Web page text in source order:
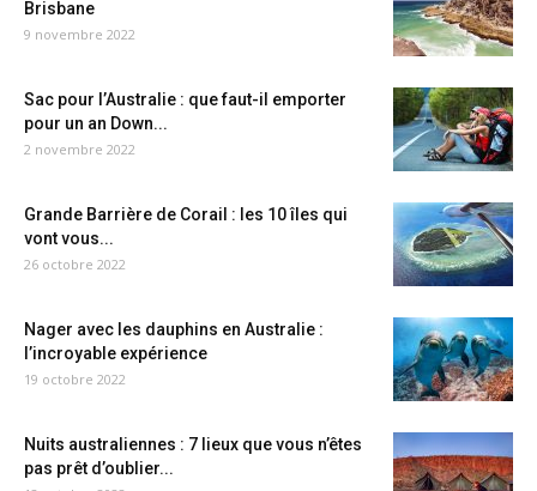
Brisbane
9 novembre 2022
Sac pour l’Australie : que faut-il emporter
pour un an Down...
2 novembre 2022
Grande Barrière de Corail : les 10 îles qui
vont vous...
26 octobre 2022
Nager avec les dauphins en Australie :
l’incroyable expérience
19 octobre 2022
Nuits australiennes : 7 lieux que vous n’êtes
pas prêt d’oublier...